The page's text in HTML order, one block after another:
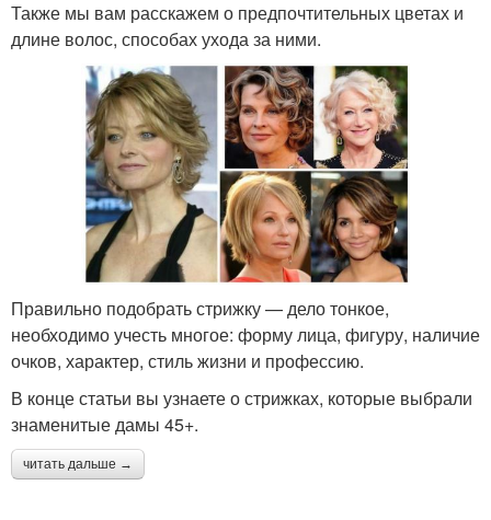
Также мы вам расскажем о предпочтительных цветах и
длине волос, способах ухода за ними.
Правильно подобрать стрижку — дело тонкое,
необходимо учесть многое: форму лица, фигуру, наличие
очков, характер, стиль жизни и профессию.
В конце статьи вы узнаете о стрижках, которые выбрали
знаменитые дамы 45+.
читать дальше →